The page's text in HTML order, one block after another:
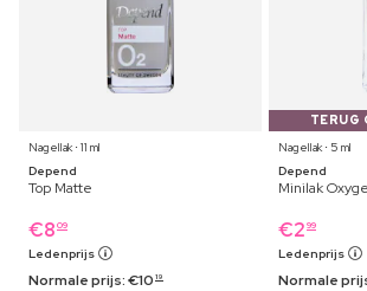
Nagellak ⋅ 11 ml
Depend
Top Matte
€8 09
Ledenprijs
Normale prijs:€10 19
TERUG
Nagellak ⋅ 5 ml
Depend
Minilak
€2 99
Ledenprijs
Normale